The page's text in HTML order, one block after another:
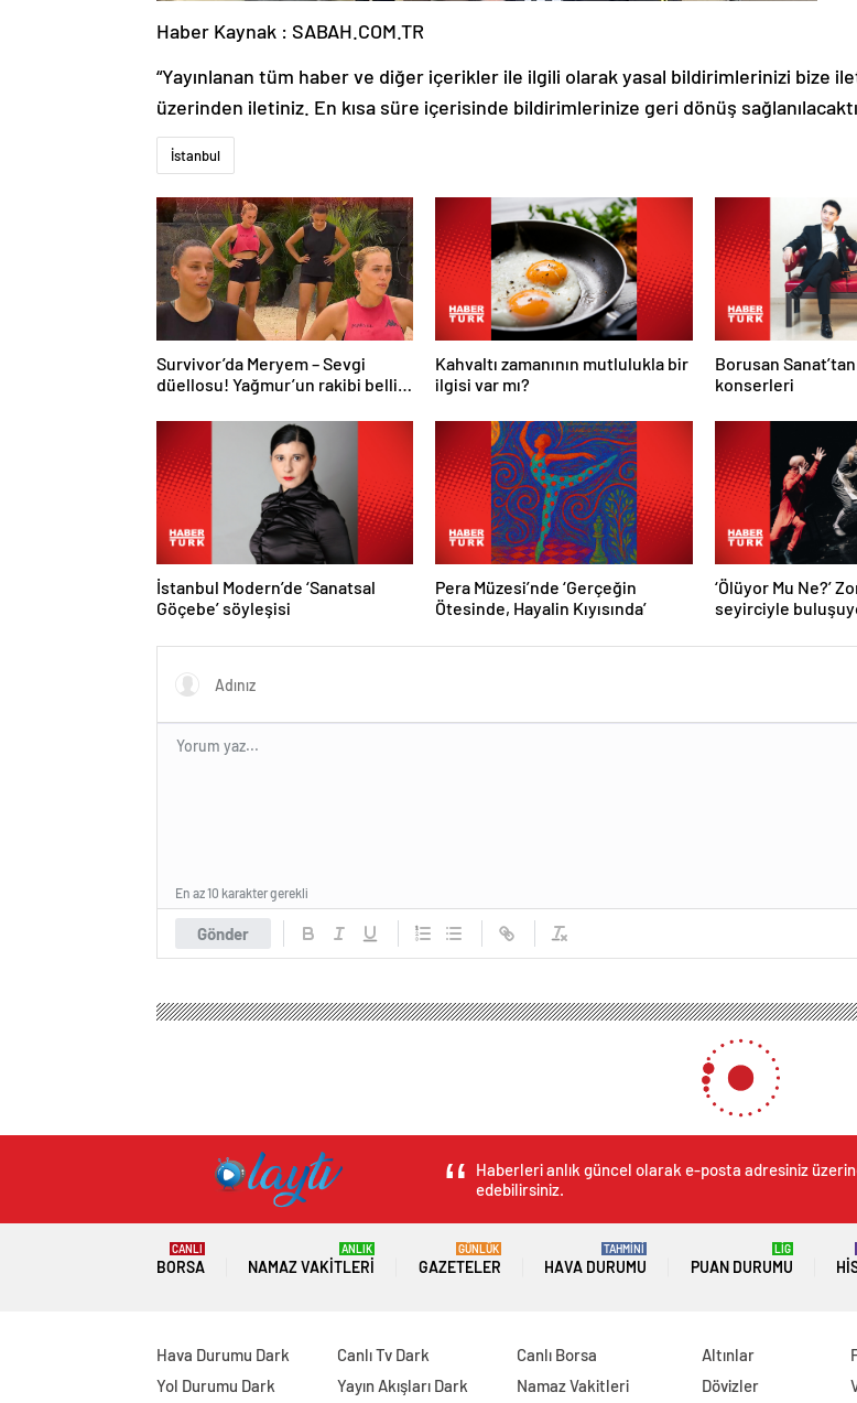
Haber Kaynak : SABAH.COM.TR
“Yayınlanan tüm haber ve diğer içerikler ile ilgili olarak yasal bildirimlerinizi bize
üzerinden iletiniz. En kısa süre içerisinde bildirimlerinize geri dönüş
İstanbul
Survivor’da Meryem – Sevgi
düellosu! Yağmur’un rakibi belli
Kahvaltı zamanının mutlulukla bir
ilgisi var mı?
Borusan
konserleri
İstanbul Modern’de ‘Sanatsal
Göçebe’ söyleşisi
Pera Müzesi’nde ‘Gerçeğin
Ötesinde, Hayalin Kıyısında’
‘Ölüyor Mu Ne?’
seyirciyle
Gönder
En az 10 karakter gerekli
Haberleri anlık güncel olarak e-posta adresiniz
edebilirsiniz.
BORSA
CANLI
NAMAZ VAKITLERI
ANLIK
GAZETELER
GÜNLÜK
HAVA DURUMU
TAHMİNİ
PUAN DURUMU
LİG
Hava Durumu Dark
Yol Durumu Dark
Canlı Tv Dark
Yayın Akışları Dark
Canlı Borsa
Namaz Vakitleri
Altınlar
Dövizler